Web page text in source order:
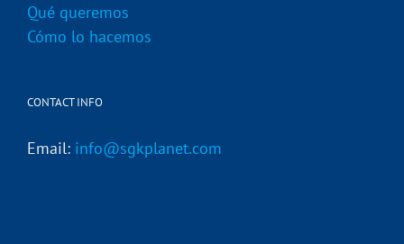
Qué queremos
Cómo lo hacemos
CONTACT INFO
Email: info@sgkplanet.com